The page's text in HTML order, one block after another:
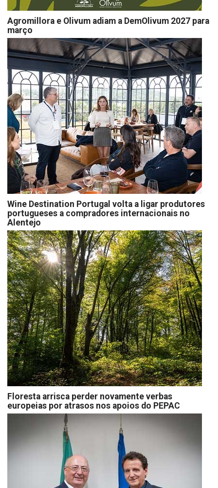
Agromillora e Olivum adiam a DemOlivum 2027 para
março
Wine Destination Portugal volta a ligar produtores
portugueses a compradores internacionais no
Alentejo
Floresta arrisca perder novamente verbas
europeias por atrasos nos apoios do PEPAC